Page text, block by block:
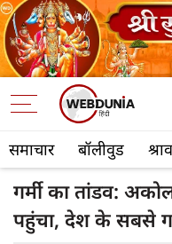
समाचार बॉलीवुड
गर्मी का तांडव:
पहुंचा, देश के सबसे